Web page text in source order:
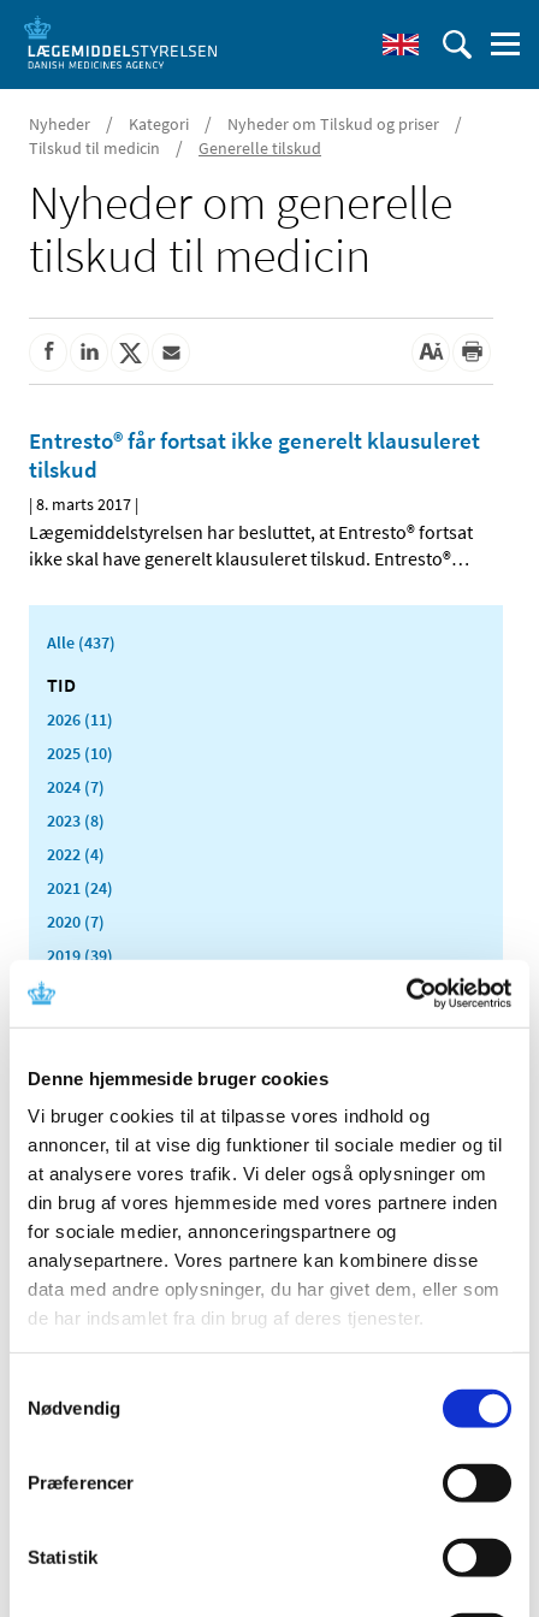
Denne hjemmeside bruger cookies
Vi bruger cookies til at tilpasse vores indhold og
annoncer, til at vise dig funktioner til sociale medier og til
at analysere vores trafik. Vi deler også oplysninger om
din brug af vores hjemmeside med vores partnere inden
for sociale medier, annonceringspartnere og
analysepartnere. Vores partnere kan kombinere disse
data med andre oplysninger, du har givet dem, eller som
de har indsamlet fra din brug af deres tjenester.
Nødvendig
Præferencer
Statistik
Nyheder / Kategori / Nyheder om Tilskud og priser /
Tilskud til medicin / Generelle tilskud
Nyheder om generelle
tilskud til medicin
Entresto® får fortsat ikke generelt klausuleret
tilskud
|8. marts 2017 |
Lægemiddelstyrelsen har besluttet, at Entresto® fortsat
ikke skal have generelt klausuleret tilskud. Entresto®…
Alle (437)
TID
2026 (11)
2025 (10)
2024 (7)
2023 (8)
2022 (4)
2021 (24)
2020 (7)
2019 (39)
2018 (40)
2017 (31)
november (6)
oktober (3)
september (1)
august (2)
juli (1)
juni (2)
maj (3)
2016 (42)
2011 (13)